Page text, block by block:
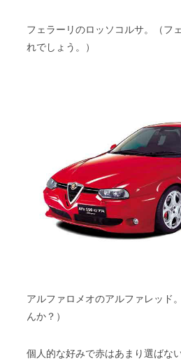
フェラーリのロッソコルサ。（フ
れでしょう。）
アルファロメオのアルファレッド
んか？）
個人的な好みで赤はあまり選ばな